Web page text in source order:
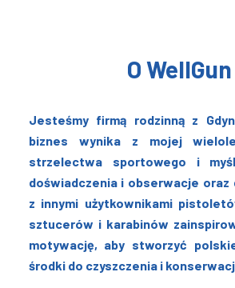
O WellGun
Jesteśmy firmą rodzinną z
biznes wynika z mojej
strzelectwa sportowego i
doświadczenia i obserwacje oraz
z innymi użytkownikami
sztucerów i karabinów
motywację, aby stworzyć
środki do czyszczenia i